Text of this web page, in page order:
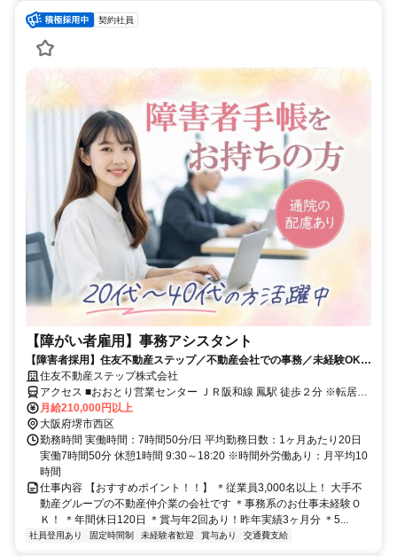
契約社員
【障がい者雇用】事務アシスタント
【障害者採用】住友不動産ステップ／不動産会社での事務／未経験OK／
賞与2回／おおとり営業センター
住友不動産ステップ株式会社
アクセス ■おおとり営業センター ＪＲ阪和線 鳳駅 徒歩２分 ※転居を
伴う転勤無し ※通勤考慮いたします
月給210,000円以上
大阪府堺市西区
勤務時間 実働時間：7時間50分/日 平均勤務日数：1ヶ月あたり20日
実働7時間50分 休憩1時間 9:30～18:20 ※時間外労働あり：月平均10
時間
仕事内容 【おすすめポイント！！】 ＊従業員3,000名以上！ 大手不
動産グループの不動産仲介業の会社です ＊事務系のお仕事未経験Ｏ
Ｋ！ ＊年間休日120日 ＊賞与年2回あり！昨年実績3ヶ月分 ＊5...
社員登用あり 固定時間制 未経験者歓迎 賞与あり 交通費支給